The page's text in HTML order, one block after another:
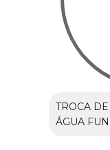
TROCA
ÁGUA